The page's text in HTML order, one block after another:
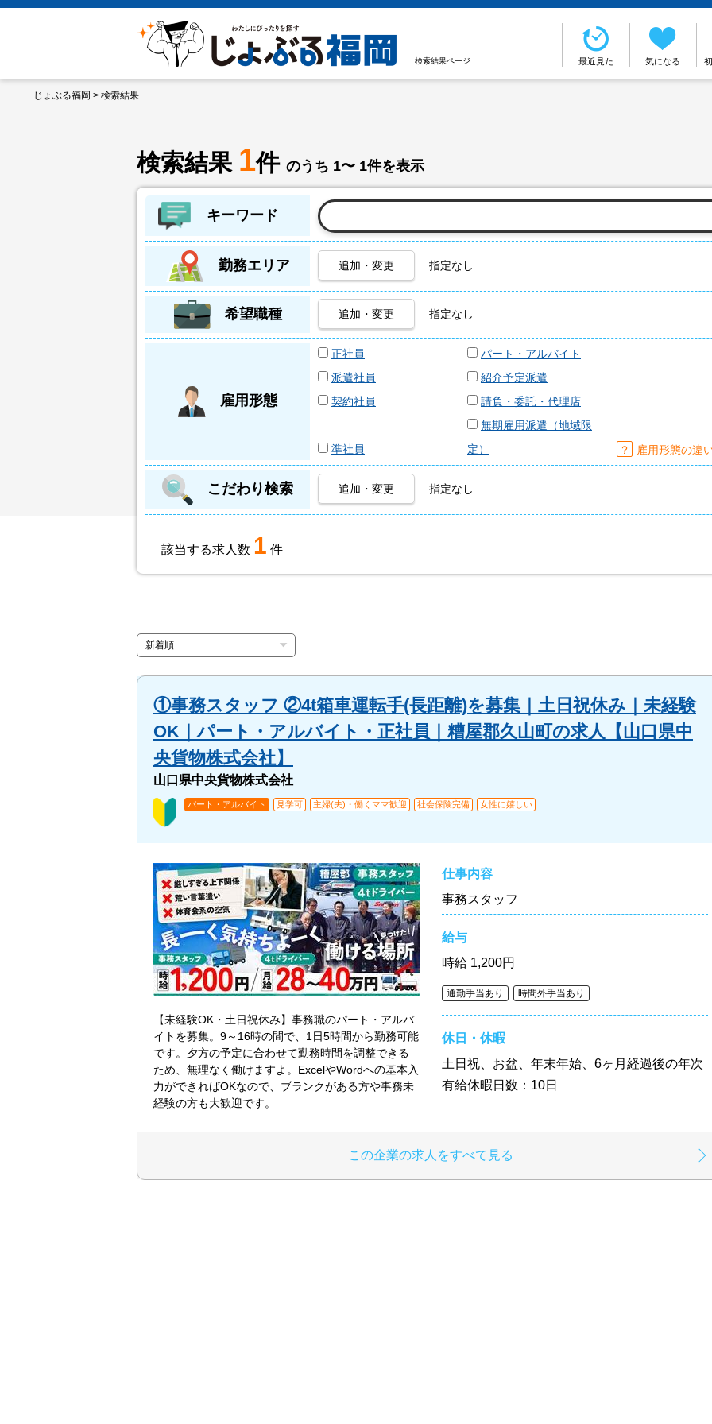
検索結果ページ 最近見た 気になる
じょぶる福岡 > 検索結果
検索結果 1件 のうち 1〜 1件を表示
キーワード
勤務エリア 追加・変更 指定なし
希望職種 追加・変更 指定なし
雇用形態
正社員
パート・アルバイト
派遣社員
紹介予定派遣
契約社員
請負・委託・代理店
準社員
無期雇用派遣（地域限
定）
？ 雇用形態の違
こだわり検索 追加・変更 指定なし
該当する求人数 1 件
①事務スタッフ ②4t箱車運転手(長距離)を募集｜土日祝休み｜未経験
OK｜パート・アルバイト・正社員｜糟屋郡久山町の求人【山口県中
央貨物株式会社】
山口県中央貨物株式会社
パート・アルバイト 見学可 主婦(夫)・働くママ歓迎 社会保険完備 女性に嬉しい
【未経験OK・土日祝休み】事務職のパート・アルバ
イトを募集。9～16時の間で、1日5時間から勤務可能
です。夕方の予定に合わせて勤務時間を調整できる
ため、無理なく働けますよ。ExcelやWordへの基本入
力ができればOKなので、ブランクがある方や事務未
経験の方も大歓迎です。
仕事内容
事務スタッフ
給与
時給 1,200円
通勤手当あり 時間外手当あり
休日・休暇
土日祝、お盆、年末年始、6ヶ月経過後の年次
有給休暇日数：10日
この企業の求人をすべて見る